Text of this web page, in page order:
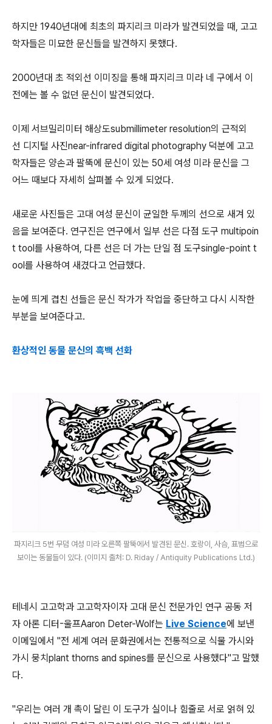
하지만 1940년대에 최초의 파지리크 미라가 발견되었을 때, 고고
학자들은 미묘한 문신들을 발견하지 못했다.
2000년대 초 적외선 이미징을 통해 파지리크 미라 네 구에서 이
전에는 볼 수 없던 문신이 발견되었다.
이제 서브밀리미터 해상도submillimeter resolution의 근적외
선 디지털 사진near-infrared digital photography 덕분에 고고
학자들은 양손과 팔뚝에 문신이 있는 50세 여성 미라 문신을 그
어느 때보다 자세히 살펴볼 수 있게 되었다.
새로운 사진들은 고대 여성 문신이 균일한 두께의 선으로 새겨 있
음을 보여준다. 연구진은 연구에서 일부 선은 다점 도구 multipoin
t tool를 사용하여, 다른 선은 더 가는 단일 점 도구single-point t
ool를 사용하여 새겼다고 언급했다.
눈에 띄게 겹친 선들은 문신 작가가 작업을 중단하고 다시 시작한
부분을 보여준다고.
환상적인 동물 문신의 흑백 선화
파지리크 5번 무덤 여성 미라 오른쪽 팔뚝에서 발견된 문신. 호랑이, 사슴, 표범으로
보이는 동물들이 있다. (이미지 출처: D. Riday / Antiquity Publications Ltd.)
테네시 고고학과 고고학자이자 고대 문신 전문가인 연구 공동 저
자 아론 디터-울프Aaron Deter-Wolf는 Live Science에 보낸
이메일에서 "전 세계 여러 문화권에서는 전통적으로 식물 가시와
가시 뭉치plant thorns and spines를 문신으로 사용했다"고 말했
다.
"우리는 여러 개 촉이 달린 이 도구가 실이나 힘줄로 서로 얽혀 있